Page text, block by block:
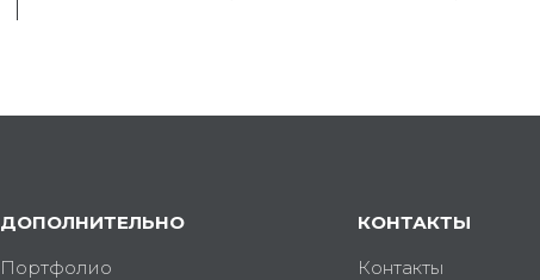
ДОПОЛНИТЕЛЬНО
Портфолио
КОНТАКТЫ
Контакты